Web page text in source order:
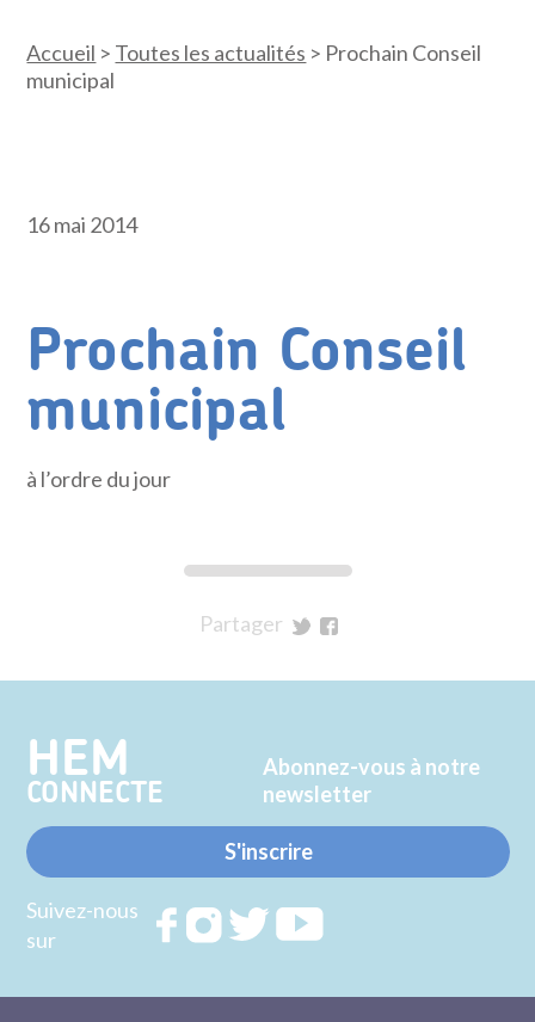
Accueil > Toutes les actualités > Prochain Conseil
municipal
16 mai 2014
Prochain Conseil
municipal
à l’ordre du jour
Partager
Twitter
Facebook
HEM
CONNECTE
Abonnez-vous à notre
newsletter
S'inscrire
Suivez-nous
sur
RejoignezRejoignezRejoignez